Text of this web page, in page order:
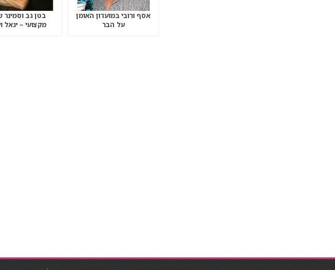
אסף ורובי במועדון האומן
על הבר
בטן גב וסמינר
מקצועי – יגאל